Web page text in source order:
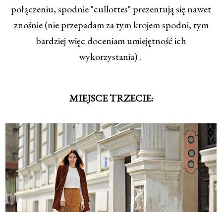
połączeniu, spodnie "cullottes" prezentują się nawet
znośnie (nie przepadam za tym krojem spodni, tym
bardziej więc doceniam umiejętność ich
wykorzystania) .
MIEJSCE TRZECIE: